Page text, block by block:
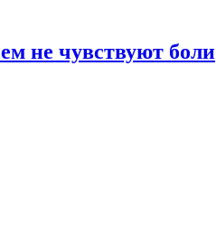
не чувствуют боли